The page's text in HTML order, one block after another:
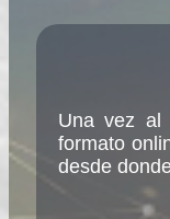
Una vez al
formato
desde